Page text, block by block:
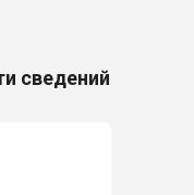
сведений